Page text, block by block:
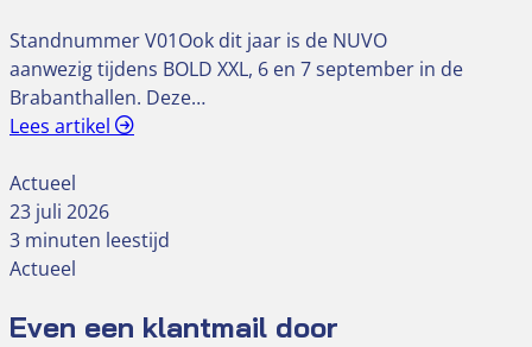
Standnummer V01Ook dit jaar is de NUVO
aanwezig tijdens BOLD XXL, 6 en 7 september in de
Brabanthallen. Deze…
Lees artikel
Actueel
23 juli 2026
3 minuten leestijd
Actueel
Even een klantmail door